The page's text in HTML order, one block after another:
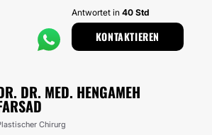
Antwortet in 40 Std
KONTAKTIEREN
DR. MED. HENGAMEH
Chirurg